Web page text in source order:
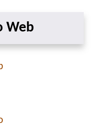
Web